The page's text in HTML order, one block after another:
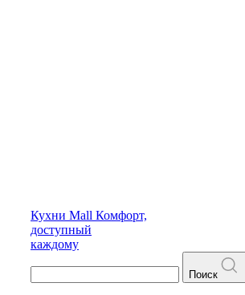
Кухни Mall Комфорт,
доступный
каждому
Поиск